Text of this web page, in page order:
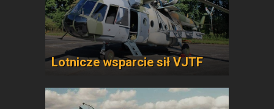
Lotnicze wsparcie sił VJTF